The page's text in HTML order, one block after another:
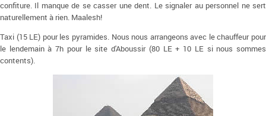
confiture. Il manque de se casser une dent. Le signaler au personnel ne sert
naturellement à rien. Maalesh!
Taxi (15 LE) pour les pyramides. Nous nous arrangeons avec le chauffeur pour
le lendemain à 7h pour le site d'Aboussir (80 LE + 10 LE si nous sommes
contents).